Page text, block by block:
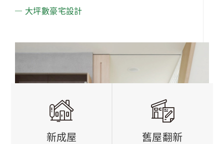
大坪數豪宅設計
新成屋 舊屋翻新